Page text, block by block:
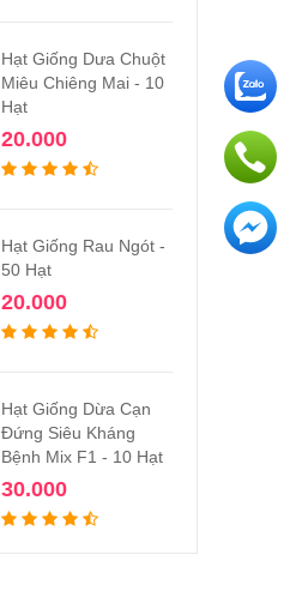
Hạt Giống Dưa Chuột
Miêu Chiêng Mai - 10
Hạt
20.000
Hạt Giống Rau Ngót -
50 Hạt
20.000
Hạt Giống Dừa Cạn
Đứng Siêu Kháng
Bệnh Mix F1 - 10 Hạt
30.000